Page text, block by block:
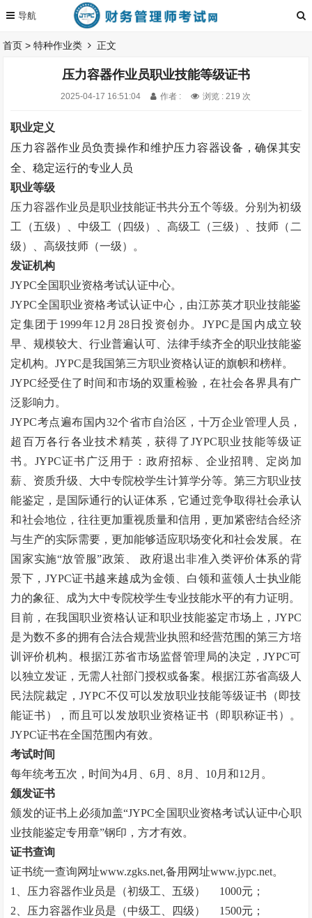
首页 >特种作业类 正文
压力容器作业员职业技能等级证书
2025-04-17 16:51:04 作者 : 浏览 : 219 次
职业定义
压力容器作业员负责操作和维护压力容器设备，确保其安
全、稳定运行的专业人员
职业等级
压力容器作业员是职业技能证书共分五个等级。分别为初级
工（五级）、中级工（四级）、高级工（三级）、技师（二
级）、高级技师（一级）。
发证机构
JYPC全国职业资格考试认证中心。
JYPC全国职业资格考试认证中心，由江苏英才职业技能鉴
定集团于1999年12月28日投资创办。JYPC是国内成立较
早、规模较大、行业普遍认可、法律手续齐全的职业技能鉴
定机构。JYPC是我国第三方职业资格认证的旗帜和榜样。
JYPC经受住了时间和市场的双重检验，在社会各界具有广
泛影响力。
JYPC考点遍布国内32个省市自治区，十万企业管理人员，
超百万各行各业技术精英，获得了JYPC职业技能等级证
书。JYPC证书广泛用于：政府招标、企业招聘、定岗加
薪、资质升级、大中专院校学生计算学分等。第三方职业技
能鉴定，是国际通行的认证体系，它通过竞争取得社会承认
和社会地位，往往更加重视质量和信用，更加紧密结合经济
与生产的实际需要，更加能够适应职场变化和社会发展。在
国家实施“放管服”政策、
政府退出非准入类评价体系的背
景下，JYPC证书越来越成为金领、白领和蓝领人士执业能
力的象征、成为大中专院校学生专业技能水平的有力证明。
目前，在我国职业资格认证和职业技能鉴定市场上， JYPC
是为数不多的拥有合法合规营业执照和经营范围的第三方培
训评价机构。根据江苏省市场监督管理局的决定，JYPC可
以独立发证，无需人社部门授权或备案。根据江苏省高级人
民法院裁定，JYPC不仅可以发放职业技能等级证书（即技
能证书），而且可以发放职业资格证书（即职称证书）。
JYPC证书在全国范围内有效。
考试时间
每年统考五次，时间为4月、6月、8月、10月和12月。
颁发证书
颁发的证书上必须加盖“JYPC全国职业资格考试认证中心职
业技能鉴定专用章”钢印，方才有效。
证书查询
证书统一查询网址www.zgks.net,备用网址www.jypc.net。
1、压力容器作业员是（初级工、五级）
1000元；
2、压力容器作业员是（中级工、四级）
1500元；